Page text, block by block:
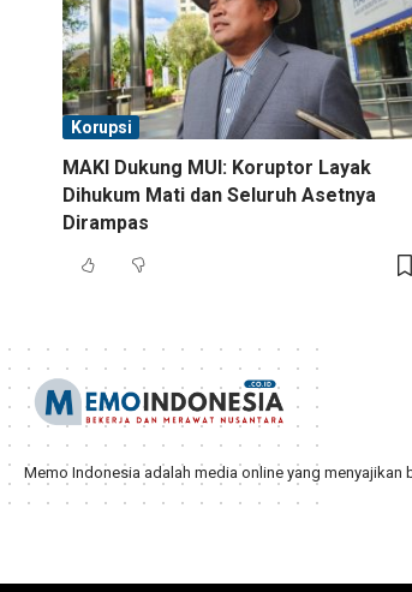
Korupsi
MAKI Dukung MUI: Koruptor Layak
Dihukum Mati dan Seluruh Asetnya
Dirampas
Memo Indonesia adalah media online yang menyajikan